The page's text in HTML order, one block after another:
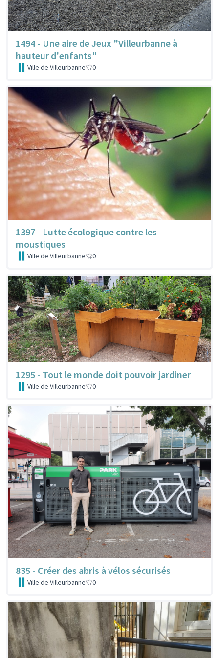
1494 - Une aire de Jeux "Villeurbanne à
hauteur d'enfants"
Ville de Villeurbanne 0
1397 - Lutte écologique contre les
moustiques
Ville de Villeurbanne 0
1295 - Tout le monde doit pouvoir jardiner
Ville de Villeurbanne 0
835 - Créer des abris à vélos sécurisés
Ville de Villeurbanne 0